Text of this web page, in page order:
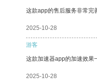
这款app的售后服务非常完
2025-10-28
游客
这款加速器app的加速效果
2025-10-28